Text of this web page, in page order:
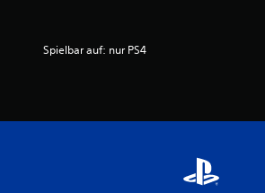
Spielbar auf: nur PS4